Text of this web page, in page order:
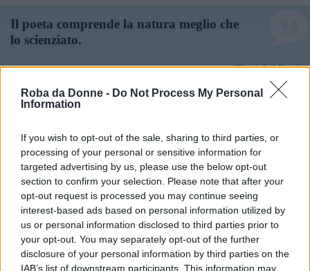
Roba da Donne - Do Not Process My Personal
Information
If you wish to opt-out of the sale, sharing to third parties, or
processing of your personal or sensitive information for
targeted advertising by us, please use the below opt-out
section to confirm your selection. Please note that after your
opt-out request is processed you may continue seeing
interest-based ads based on personal information utilized by
us or personal information disclosed to third parties prior to
your opt-out. You may separately opt-out of the further
disclosure of your personal information by third parties on the
IAB’s list of downstream participants. This information may
Il poeta comprende la natura meglio che
lo scienziato.
Frasi Sui Poeti
Di
Novalis
In certi momenti anche sillabari e
compendi ci sembrano poetici.
Frasi Sui Poeti
Di
I poeti non cambiano, ma forse cambiamo
noi e dobbiamo fare una strada intima